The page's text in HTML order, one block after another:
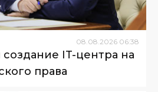
08.08.2026 06:38
IT-центра на
права